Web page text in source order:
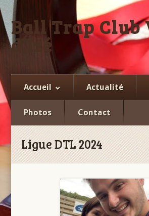
Ball Trap Club
d’Izé
Accueil Actualité
Photos Contact
Ligue DTL 2024